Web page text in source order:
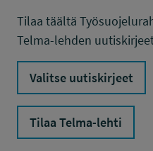
Tilaa täältä
Telma-lehden
Valitse uutiskirjeet
Tilaa Telma-lehti